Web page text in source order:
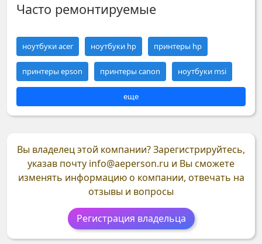
Часто ремонтируемые
ноутбуки acer ноутбуки hp принтеры hp
принтеры epson принтеры canon ноутбуки msi
еще
Вы владелец этой компании?Зарегистрируйтесь,
указав почту info@aeperson.ru и Вы сможете
изменять информацию о компании, отвечать на
отзывы и вопросы
Регистрация владельца